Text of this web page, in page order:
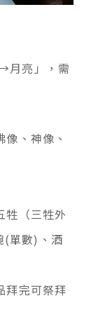
月亮」，需
、神像、
牲（三牲外
(單數)、酒
拜完可祭拜